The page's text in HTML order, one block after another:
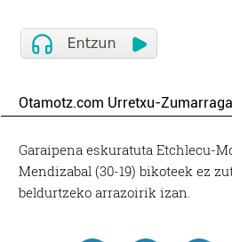
Otamotz.com Urretxu-Zumarraga
Garaipena eskuratuta Etchlecu-
Mendizabal (30-19) bikoteek ez
beldurtzeko arrazoirik izan.